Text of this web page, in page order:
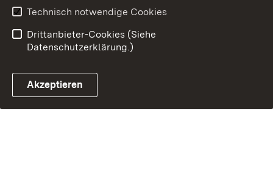
Technisch notwendige Cookies
Drittanbieter-Cookies (Siehe
Datenschutzerklärung.)
Akzeptieren